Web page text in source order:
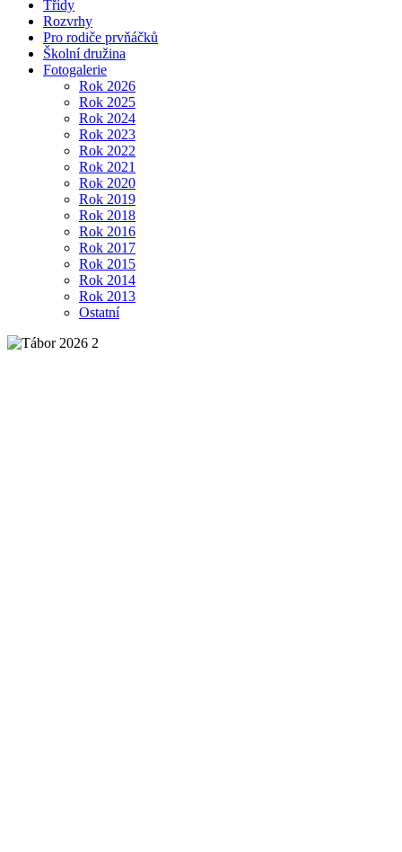
Třídy
Rozvrhy
Pro rodiče prvňáčků
Školní družina
Fotogalerie
Rok 2026
Rok 2025
Rok 2024
Rok 2023
Rok 2022
Rok 2021
Rok 2020
Rok 2019
Rok 2018
Rok 2016
Rok 2017
Rok 2015
Rok 2014
Rok 2013
Ostatní